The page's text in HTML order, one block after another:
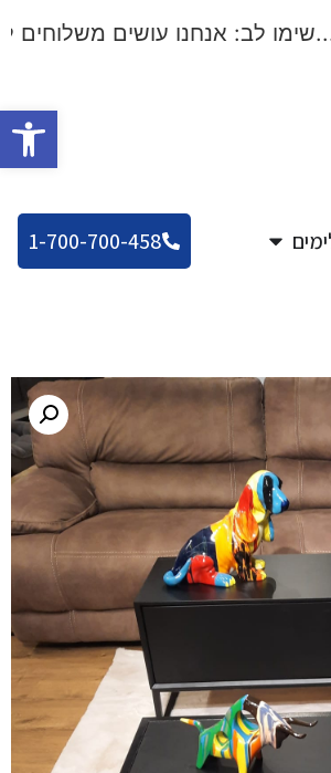
פתח
לב: אנחנו עושים
1-700-700-458